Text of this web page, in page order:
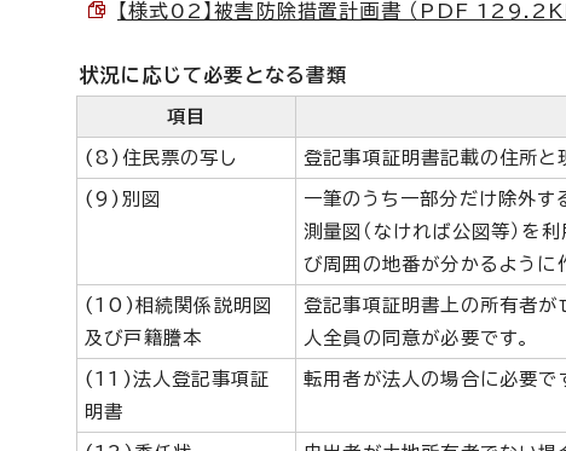
【様式02】被害防除措置計画書 （PDF
状況に応じて必要となる書類
項目
(8)住民票の写し 登記事項証明書記載の住所と
(9)別図
一筆のうち一部分だけ除外す
測量図（なければ公図等）を
び周囲の地番が分かるように
(10)相続関係説明図
及び戸籍謄本
登記事項証明書上の所有者が
人全員の同意が必要です。
(11)法人登記事項証
明書
転用者が法人の場合に必要で